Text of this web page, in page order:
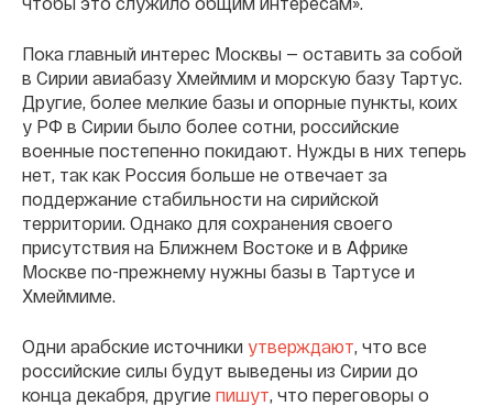
Пока главный интерес Москвы — оставить за собой
в Сирии авиабазу Хмеймим и морскую базу Тартус.
Другие, более мелкие базы и опорные пункты, коих
у РФ в Сирии было более сотни, российские
военные постепенно покидают. Нужды в них теперь
нет, так как Россия больше не отвечает за
поддержание стабильности на сирийской
территории. Однако для сохранения своего
присутствия на Ближнем Востоке и в Африке
Москве по-прежнему нужны базы в Тартусе и
Хмеймиме.
Одни арабские источники утверждают, что все
российские силы будут выведены из Сирии до
конца декабря, другие пишут, что переговоры о